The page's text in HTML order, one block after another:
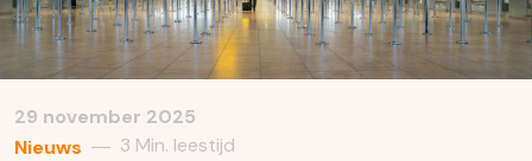
29 november 2025
Nieuws — 3 Min. leestijd